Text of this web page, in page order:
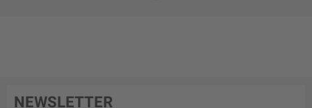
NEWSLETTER